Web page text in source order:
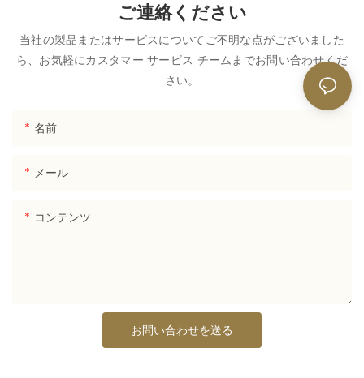
ご連絡ください
当社の製品またはサービスについてご不明な点がございました
ら、お気軽にカスタマー サービス チームまでお問い合わせくだ
さい。
名前
メール
コンテンツ
お問い合わせを送る